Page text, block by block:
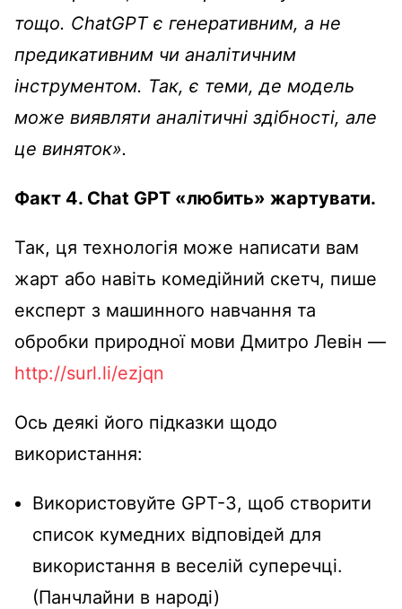
тощо. ChatGPT є генеративним, а не
предикативним чи аналітичним
інструментом. Так, є теми, де модель
може виявляти аналітичні здібності, але
це виняток».
Факт 4. Chat GPT «любить» жартувати.
Так, ця технологія може написати вам
жарт або навіть комедійний скетч, пише
експерт з машинного навчання та
обробки природної мови Дмитро Левін —
http://surl.li/ezjqn
Ось деякі його підказки щодо
використання:
Використовуйте GPT-3, щоб створити
список кумедних відповідей для
використання в веселій суперечці.
(Панчлайни в народі)